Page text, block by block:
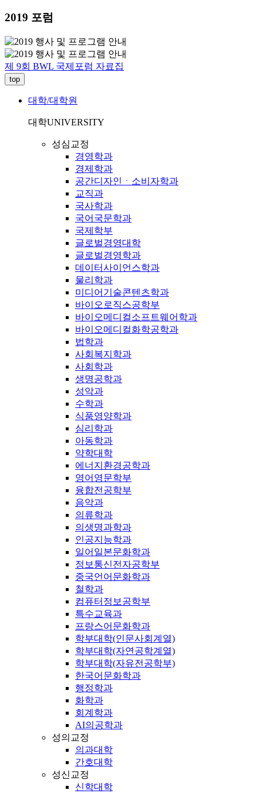
2019 포럼
제 9회 BWL 국제포럼 자료집
top
대학/대학원
대학UNIVERSITY
성심교정
경영학과
경제학과
공간디자인ㆍ소비자학과
교직과
국사학과
국어국문학과
국제학부
글로벌경영대학
글로벌경영학과
데이터사이언스학과
물리학과
미디어기술콘텐츠학과
바이오로직스공학부
바이오메디컬소프트웨어학과
바이오메디컬화학공학과
법학과
사회복지학과
사회학과
생명공학과
성악과
수학과
식품영양학과
심리학과
아동학과
약학대학
에너지환경공학과
영어영문학부
융합전공학부
음악과
의류학과
의생명과학과
인공지능학과
일어일본문화학과
정보통신전자공학부
중국언어문화학과
철학과
컴퓨터정보공학부
특수교육과
프랑스어문화학과
학부대학(인문사회계열)
학부대학(자연공학계열)
학부대학(자유전공학부)
한국어문화학과
행정학과
화학과
회계학과
AI의공학과
성의교정
의과대학
간호대학
성신교정
신학대학